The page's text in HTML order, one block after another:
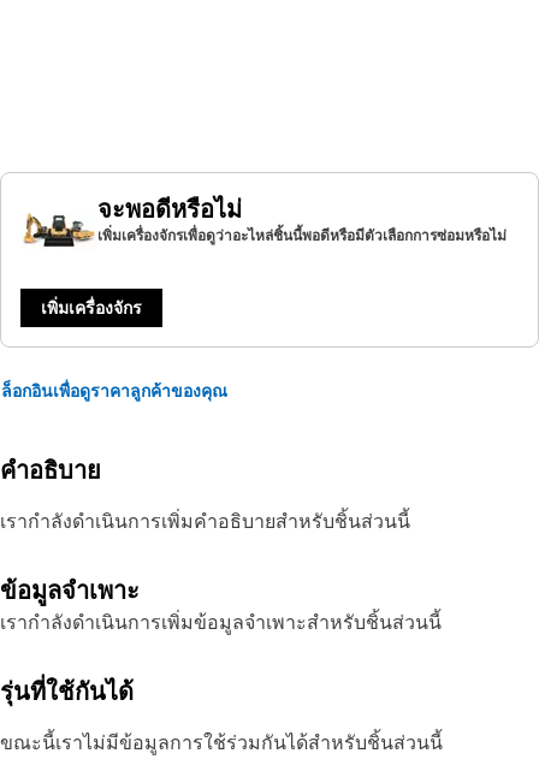
จะพอดีหรือไม่
เพิ่มเครื่องจักรเพื่อดูว่าอะไหล่ชิ้นนี้พอดีหรือมีตัวเลือกการซ่อมหรือไม่
เพิ่มเครื่องจักร
ล็อกอินเพื่อดูราคาลูกค้าของคุณ
คำอธิบาย
เรากำลังดำเนินการเพิ่มคำอธิบายสำหรับชิ้นส่วนนี้
ข้อมูลจำเพาะ
เรากำลังดำเนินการเพิ่มข้อมูลจำเพาะสำหรับชิ้นส่วนนี้
รุ่นที่ใช้กันได้
ขณะนี้เราไม่มีข้อมูลการใช้ร่วมกันได้สำหรับชิ้นส่วนนี้